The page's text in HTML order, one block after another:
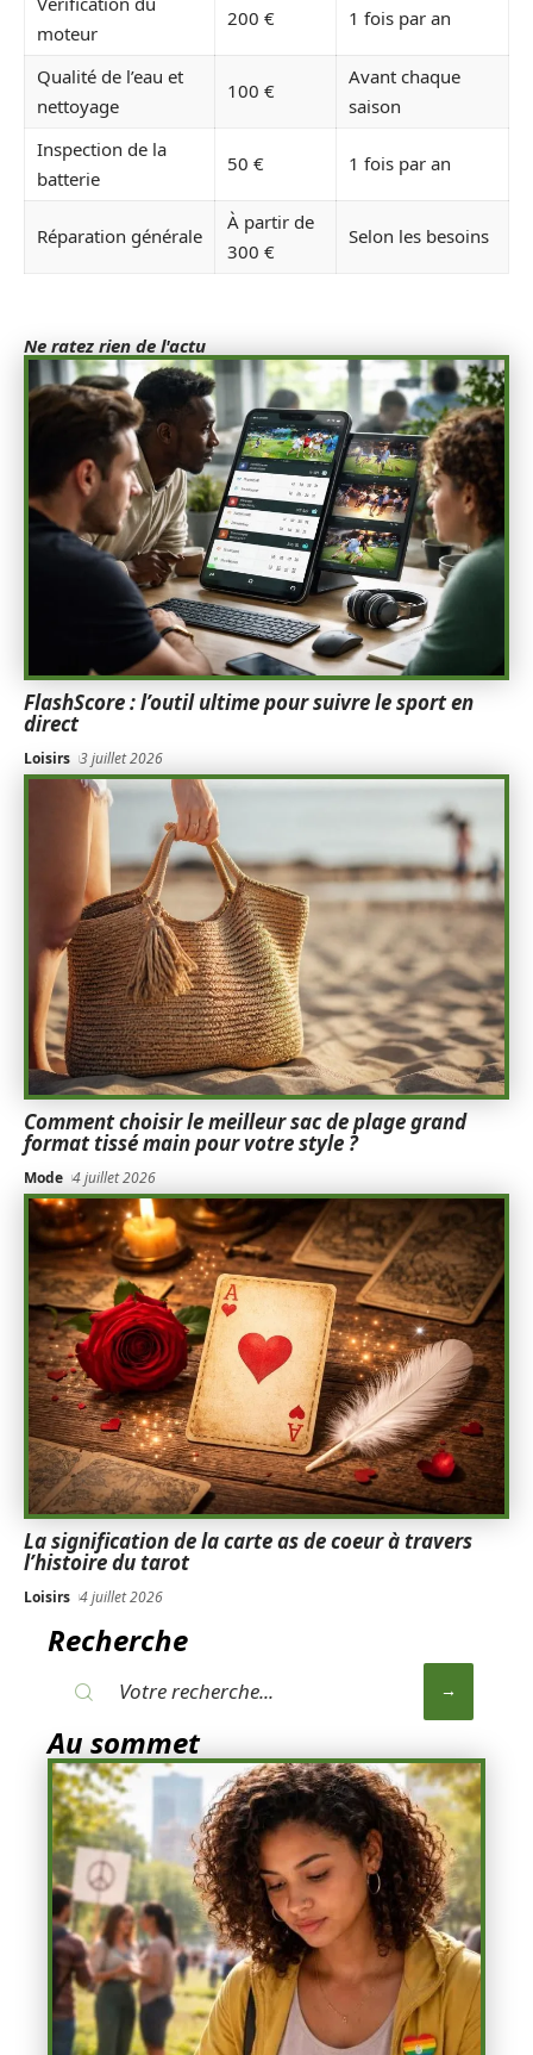
moteur
200 € 1 fois par an
Qualité de l’eau et
nettoyage
100 €
Avant chaque
saison
Inspection de la
batterie
50 € 1 fois par an
Réparation générale
À partir de
300 €
Selon les besoins
Ne ratez rien de l'actu
FlashScore : l’outil ultime pour suivre le sport en
direct
Loisirs 3 juillet 2026
Comment choisir le meilleur sac de plage grand
format tissé main pour votre style ?
Mode 4 juillet 2026
La signification de la carte as de coeur à travers
l’histoire du tarot
Loisirs 4 juillet 2026
Recherche
Au sommet